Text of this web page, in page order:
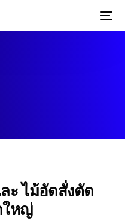
ะ ไม้อัดสั่งตัด
ใหญ่